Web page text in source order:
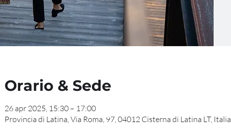
Orario & Sede
26 apr 2025, 15:30 – 17:00
Provincia di Latina, Via Roma, 97, 04012 Cisterna di Latina LT, Italia